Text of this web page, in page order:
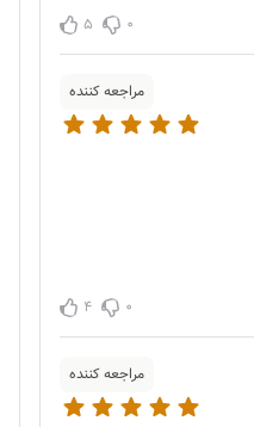
0
5
مراجعه کننده
0
4
مراجعه کننده